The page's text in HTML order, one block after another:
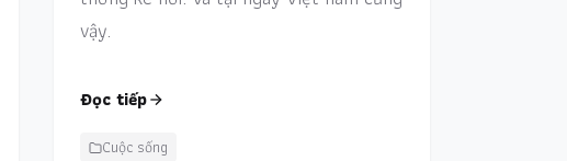
vậy.
Đọc tiếp
Cuộc sống